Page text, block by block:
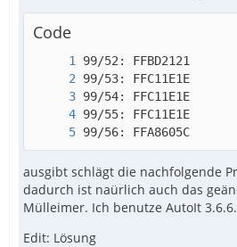
Code
99/56: FFA8605C
ausgibt schlägt die nachfolgende
dadurch ist naürlich auch das
Mülleimer. Ich benutze AutoIt
Edit: Lösung